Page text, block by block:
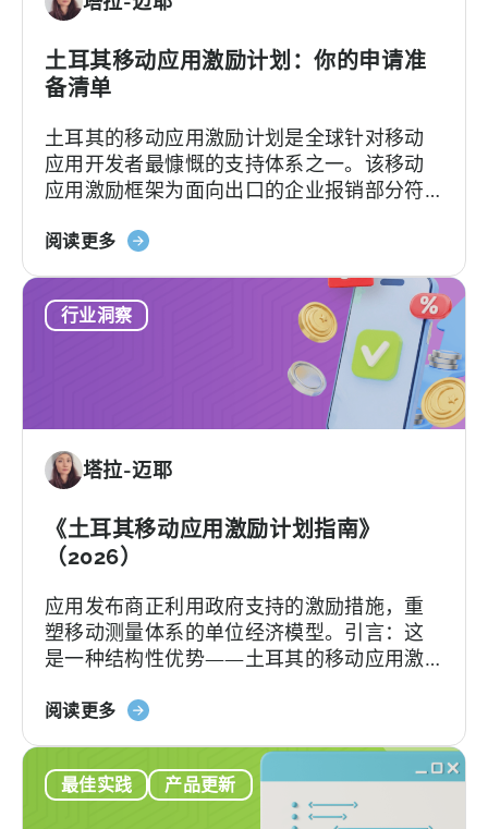
Us
土耳其移动应用激励计划：你的申请准
备清单
土耳其的移动应用激励计划是全球针对移动
应用开发者最慷慨的支持体系之一。该移动
应用激励框架为面向出口的企业报销部分符
场准入费用，具体支持力度和上限因类别及
阅读更多关
耳
激
计
划：
的
申
请
查
行业洞察
塔拉-迈耶
《土耳其移动应用激励计划指南》
（2026）
应用发布商正利用政府支持的激励措施，重
塑移动测量体系的单位经济模型。引言：这
是一种结构性优势——土耳其的移动应用激
最重要且不稀释股权的融资框架之一。 该政
府体系，可报销50–70%的...
阅读更多关
耳
最佳实践 产品更新